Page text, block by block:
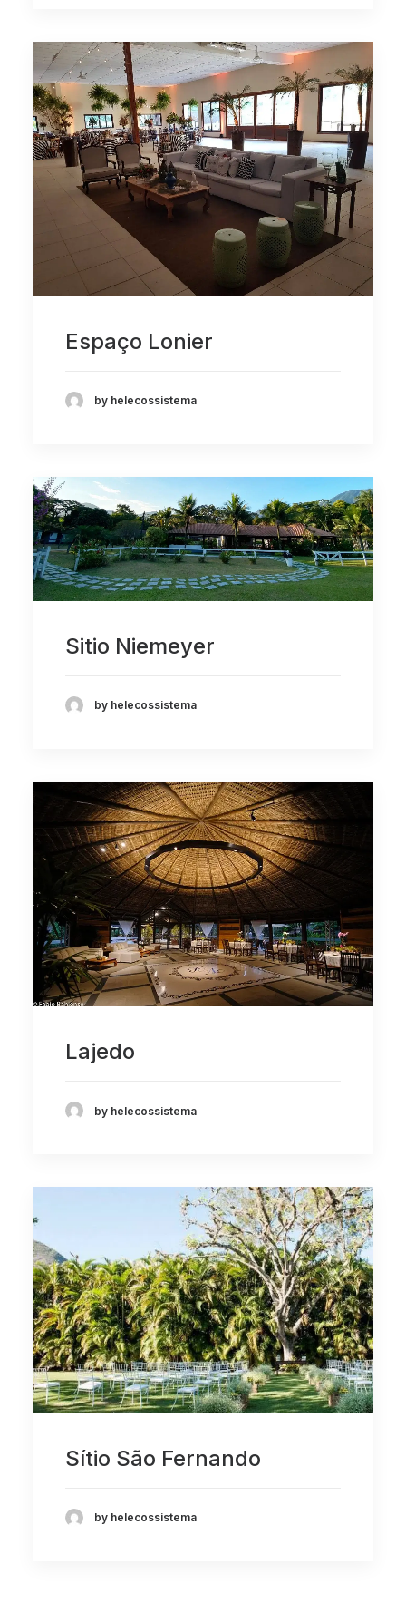
Espaço Lonier
by helecossistema
Sitio Niemeyer
by helecossistema
Lajedo
by helecossistema
Sítio São Fernando
by helecossistema